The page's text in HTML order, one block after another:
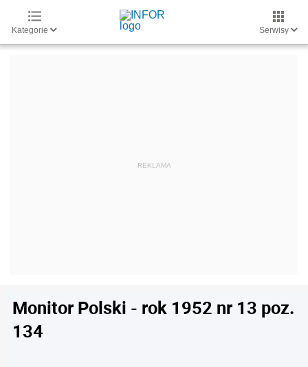
Kategorie Serwisy
Monitor Polski - rok 1952 nr 13 poz.
134